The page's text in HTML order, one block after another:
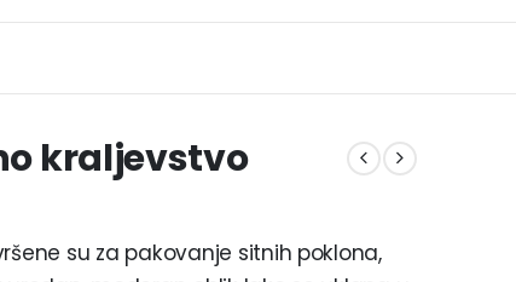
kraljevstvo
su za pakovanje sitnih poklona,